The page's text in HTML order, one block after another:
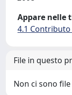
Appare nelle
4.1
File in questo
Non ci sono